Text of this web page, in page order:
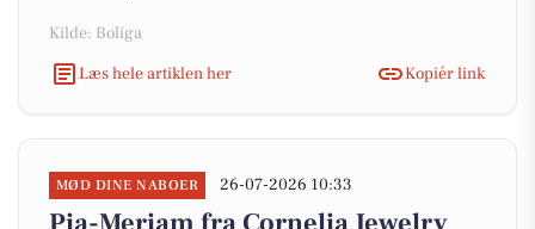
Kilde: Boliga
Læs hele artiklen her
Kopiér link
MØD DINE NABOER 26-07-2026 10:33